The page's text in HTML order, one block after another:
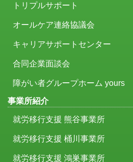
トリプルサポート
オールケア連絡協議会
キャリアサポートセンター
合同企業面談会
障がい者グループホーム yours
事業所紹介
就労移行支援 熊谷事業所
就労移行支援 桶川事業所
就労移行支援 鴻巣事業所